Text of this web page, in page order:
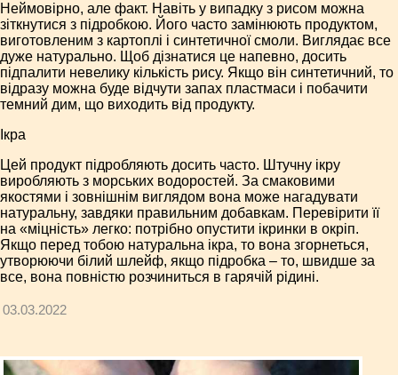
Неймовірно, але факт. Навіть у випадку з рисом можна
зіткнутися з підробкою. Його часто замінюють продуктом,
виготовленим з картоплі і синтетичної смоли. Виглядає все
дуже натурально. Щоб дізнатися це напевно, досить
підпалити невелику кількість рису. Якщо він синтетичний, то
відразу можна буде відчути запах пластмаси і побачити
темний дим, що виходить від продукту.
Ікра
Цей продукт підробляють досить часто. Штучну ікру
виробляють з морських водоростей. За смаковими
якостями і зовнішнім виглядом вона може нагадувати
натуральну, завдяки правильним добавкам. Перевірити її
на «міцність» легко: потрібно опустити ікринки в окріп.
Якщо перед тобою натуральна ікра, то вона згорнеться,
утворюючи білий шлейф, якщо підробка – то, швидше за
все, вона повністю розчиниться в гарячій рідині.
03.03.2022